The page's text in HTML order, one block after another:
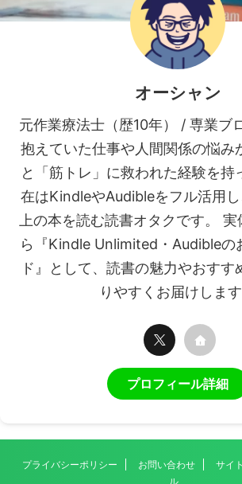
オーシャン
元作業療法士（歴10年） / 専業ブ
抱えていた仕事や人間関係の悩み
と「筋トレ」に救われた経験を持
在はKindleやAudibleをフル活用
上の本を読む読書オタクです。
ら『Kindle Unlimited・Audibleの
ド』として、読書の魅力やおすす
りやすくお届けします
プロフィール詳細
プライバシーポリシー お問い合わせ サイ
ル